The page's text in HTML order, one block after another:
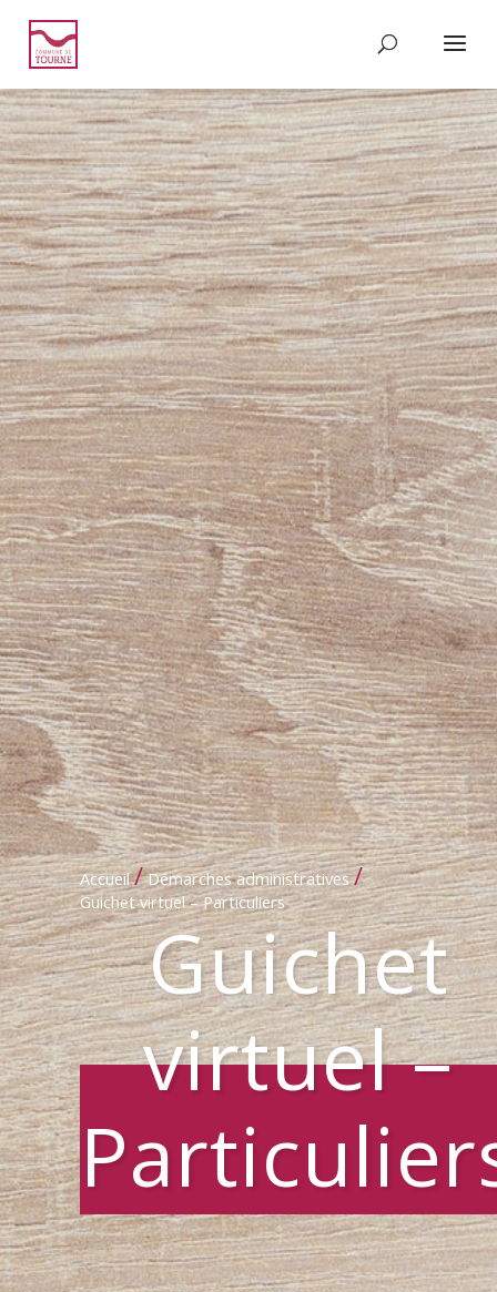
Accueil / Démarches administratives /
Guichet virtuel – Particuliers
Guichet
virtuel –